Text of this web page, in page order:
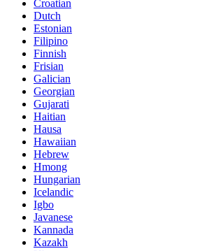
Croatian
Dutch
Estonian
Filipino
Finnish
Frisian
Galician
Georgian
Gujarati
Haitian
Hausa
Hawaiian
Hebrew
Hmong
Hungarian
Icelandic
Igbo
Javanese
Kannada
Kazakh